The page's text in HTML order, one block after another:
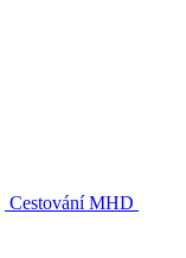
Cestování MHD